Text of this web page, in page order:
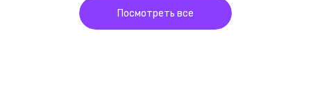
Посмотреть все